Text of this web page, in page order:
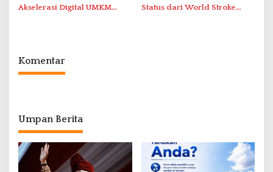
Akselerasi Digital UMKM
Status dari World Stroke
Komentar
Umpan Berita